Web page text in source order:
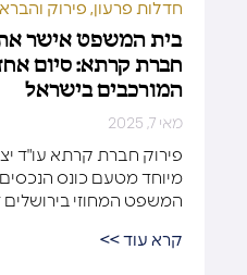
חדלות פרעון, פירוק
בית המשפט אישר
חברת קרתא: סיום
המורכבים בישראל
מאי 7, 2025
פירוק חברת קרתא עו"ד
מיוחד מטעם כונס
המשפט המחוזי בירושלים
קרא עוד >>